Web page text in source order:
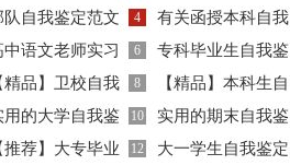
队自我鉴定范文
篇
4
有关函授本科自我
鉴定模板合集9篇
中语文老师实习
定
6
专科毕业生自我鉴
定
精品】卫校自我
篇
8
【精品】本科生自
我鉴定四篇
用的大学自我鉴
7篇
10
实用的期末自我鉴
定集锦五篇
推荐】大专毕业
12 大一学生自我鉴定